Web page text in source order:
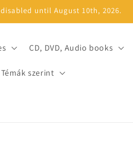
until August 10th, 2026.
CD, DVD, Audio books
Témák szerint